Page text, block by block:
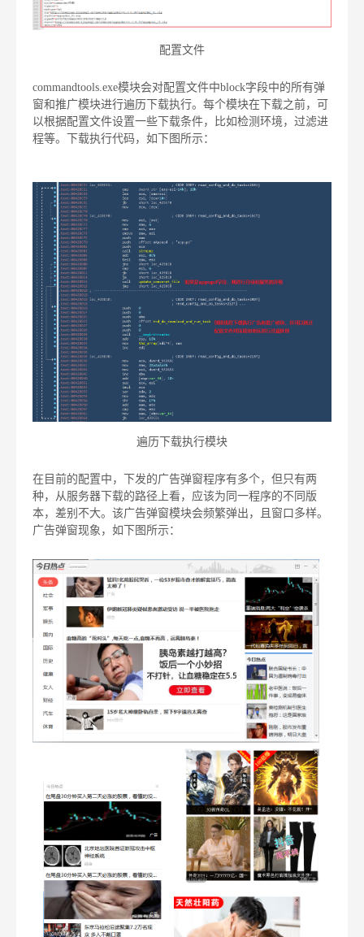
配置文件
commandtools.exe模块会对配置文件中block字段中的所有弹
窗和推广模块进行遍历下载执行。每个模块在下载之前，可
以根据配置文件设置一些下载条件，比如检测环境，过滤进
程等。下载执行代码，如下图所示：
遍历下载执行模块
在目前的配置中，下发的广告弹窗程序有多个，但只有两
种，从服务器下载的路径上看，应该为同一程序的不同版
本，差别不大。该广告弹窗模块会频繁弹出，且窗口多样。
广告弹窗现象，如下图所示：